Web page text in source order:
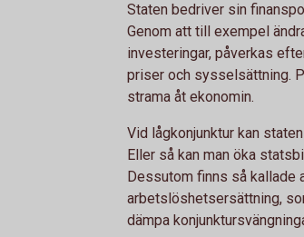
Staten bedriver sin
Genom att till exempel
investeringar, påverkas
priser och sysselsättning.
strama åt ekonomin.
Vid lågkonjunktur kan
Eller så kan man öka
Dessutom finns så kallade
arbetslöshetsersättning,
dämpa